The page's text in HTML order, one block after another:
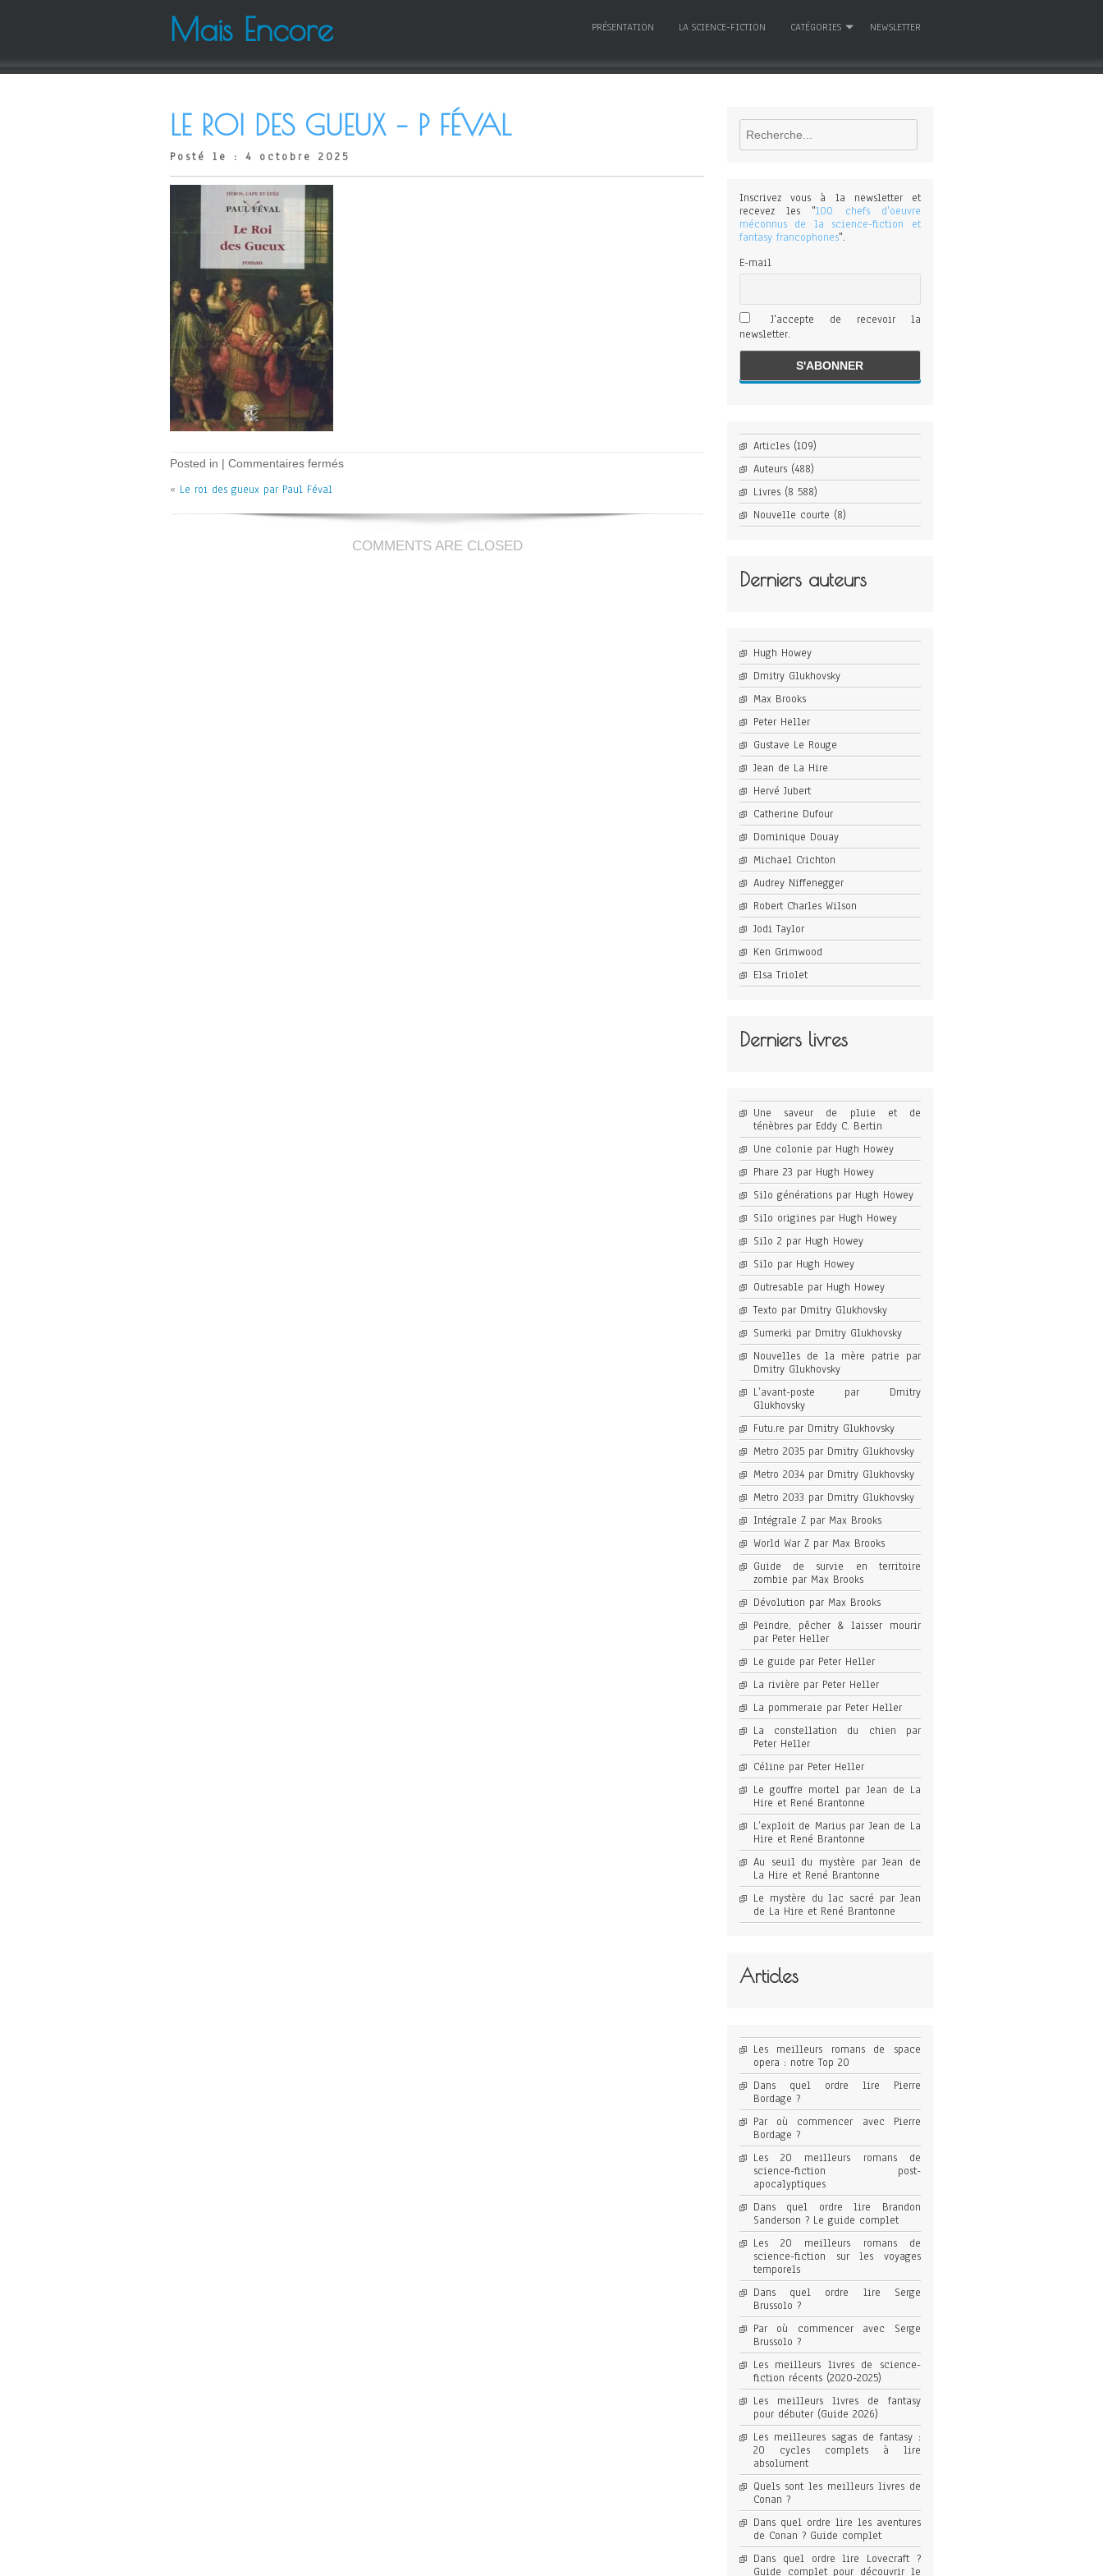
Mais Encore PRÉSENTATION LA SCIENCE-FICTION CATÉGORIES NEWSLETTER
LE ROI DES GUEUX – P FÉVAL
Posté le : 4 octobre 2025
Posted in | Commentaires ferméssur
gueux
Féval
« Le roi des gueux par Paul Féval
COMMENTS ARE CLOSED
Rechercher
Inscrivez vous à la newsletter et
recevez les "100 chefs d'oeuvre
méconnus de la science-fiction et
fantasy francophones".
E-mail
J'accepte de recevoir la
newsletter.
Articles(109)
Auteurs(488)
Livres(8 588)
Nouvelle courte (8)
Derniers auteurs
Hugh Howey
Dmitry Glukhovsky
Max Brooks
Peter Heller
Gustave Le Rouge
Jean de La Hire
Hervé Jubert
Catherine Dufour
Dominique Douay
Michael Crichton
Audrey Niffenegger
Robert Charles Wilson
Jodi Taylor
Ken Grimwood
Elsa Triolet
Derniers livres
Une saveur de pluie et de
ténèbres par Eddy C. Bertin
Une colonie par Hugh Howey
Phare 23 par Hugh Howey
Silo générations par Hugh Howey
Silo origines par Hugh Howey
Silo 2 par Hugh Howey
Silo par Hugh Howey
Outresable par Hugh Howey
Texto par Dmitry Glukhovsky
Sumerki par Dmitry Glukhovsky
Nouvelles de la mère patrie par
Dmitry Glukhovsky
L’avant-poste par Dmitry
Glukhovsky
Futu.re par Dmitry Glukhovsky
Metro 2035 par Dmitry Glukhovsky
Metro 2034 par Dmitry Glukhovsky
Metro 2033 par Dmitry Glukhovsky
Intégrale Z par Max Brooks
World War Z par Max Brooks
Guide de survie en territoire
zombie par Max Brooks
Dévolution par Max Brooks
Peindre, pêcher & laisser mourir
par Peter Heller
Le guide par Peter Heller
La rivière par Peter Heller
La pommeraie par Peter Heller
La constellation du chien par
Peter Heller
Céline par Peter Heller
Le gouffre mortel par Jean de La
Hire et René Brantonne
L’exploit de Marius par Jean de La
Hire et René Brantonne
Au seuil du mystère par Jean de
La Hire et René Brantonne
Le mystère du lac sacré par Jean
de La Hire et René Brantonne
Articles
Les meilleurs romans de space
opera : notre Top 20
Dans quel ordre lire Pierre
Bordage ?
Par où commencer avec Pierre
Bordage ?
Les 20 meilleurs romans de
science-fiction post-
apocalyptiques
Dans quel ordre lire Brandon
Sanderson ? Le guide complet
Les 20 meilleurs romans de
science-fiction sur les voyages
temporels
Dans quel ordre lire Serge
Brussolo ?
Par où commencer avec Serge
Brussolo ?
Les meilleurs livres de science-
fiction récents (2020-2025)
Les meilleurs livres de fantasy
pour débuter (Guide 2026)
Les meilleures sagas de fantasy :
20 cycles complets à lire
absolument
Quels sont les meilleurs livres de
Conan ?
Dans quel ordre lire les aventures
de Conan ? Guide complet
Dans quel ordre lire Lovecraft ?
Guide complet pour découvrir le